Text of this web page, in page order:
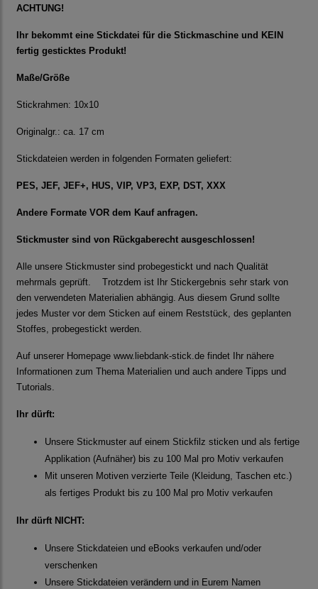
ACHTUNG!
Ihr bekommt eine Stickdatei für die Stickmaschine und KEIN
fertig gesticktes Produkt!
Maße/Größe
Stickrahmen: 10x10
Originalgr.: ca. 17 cm
Stickdateien werden in folgenden Formaten geliefert:
PES, JEF, JEF+, HUS, VIP, VP3, EXP, DST, XXX
Andere Formate VOR dem Kauf anfragen.
Stickmuster sind von Rückgaberecht ausgeschlossen!
Alle unsere Stickmuster sind probegestickt und nach Qualität
mehrmals geprüft. Trotzdem ist Ihr Stickergebnis sehr stark von
den verwendeten Materialien abhängig. Aus diesem Grund sollte
jedes Muster vor dem Sticken auf einem Reststück, des geplanten
Stoffes, probegestickt werden.
Auf unserer Homepage www.liebdank-stick.de findet Ihr nähere
Informationen zum Thema Materialien und auch andere Tipps und
Tutorials.
Ihr dürft:
Unsere Stickmuster auf einem Stickfilz sticken und als fertige
Applikation (Aufnäher) bis zu 100 Mal pro Motiv verkaufen
Mit unseren Motiven verzierte Teile (Kleidung, Taschen etc.)
als fertiges Produkt bis zu 100 Mal pro Motiv verkaufen
Ihr dürft NICHT:
Unsere Stickdateien und eBooks verkaufen und/oder
verschenken
Unsere Stickdateien verändern und in Eurem Namen